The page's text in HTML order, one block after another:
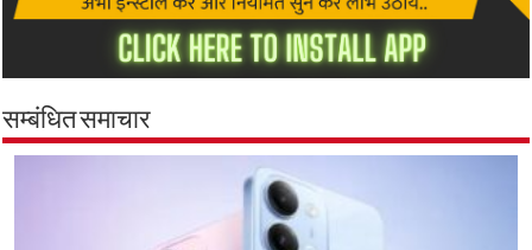
सम्बंधित समाचार